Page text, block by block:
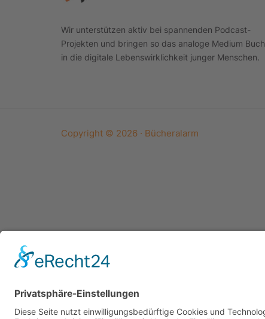
Wir unterstützen aktiv bei spannenden Podcast-
Projekten und bringen so das analoge Medium Buch
in die digitale Lebenswirklichkeit junger Menschen.
Copyright © 2026 · Bücheralarm